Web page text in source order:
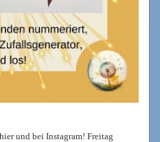
und bei Instagram! Freitag